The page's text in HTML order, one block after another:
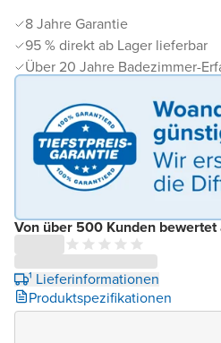
8 Jahre Garantie
95 % direkt ab Lager lieferbar
Über 20 Jahre Badezimmer-
Von über 500 Kunden bewertet
¹ Lieferinformationen
Produktspezifikationen